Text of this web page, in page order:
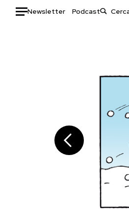
Newsletter Podcast
Tecnologia
Internet
Scienza